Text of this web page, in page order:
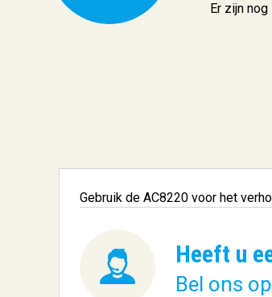
Er zijn nog
Gebruik de AC8220 voor het
Heeft u
Bel ons